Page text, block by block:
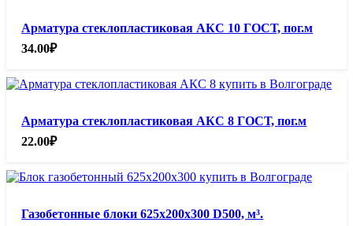
Арматура стеклопластиковая АКС 10 ГОСТ, пог.м
34.00₽
Арматура стеклопластиковая АКС 8 ГОСТ, пог.м
22.00₽
Газобетонные блоки 625х200х300 D500, м³.